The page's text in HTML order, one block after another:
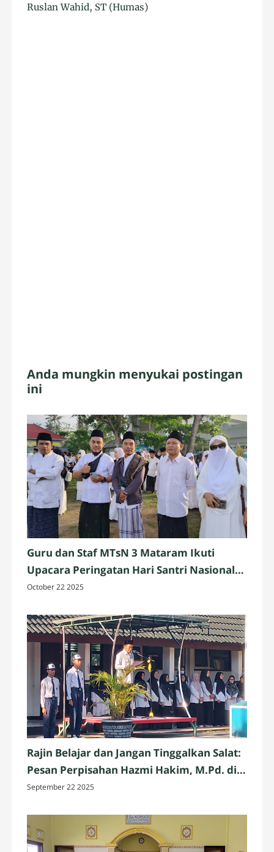
Ruslan Wahid, ST (Humas)
Anda mungkin menyukai postingan
ini
Guru dan Staf MTsN 3 Mataram Ikuti
Upacara Peringatan Hari Santri Nasional
2025 di Penujak, Lombok Tengah
October 22 2025
Rajin Belajar dan Jangan Tinggalkan Salat:
Pesan Perpisahan Hazmi Hakim, M.Pd. di
MTsN 3 Mataram
September 22 2025